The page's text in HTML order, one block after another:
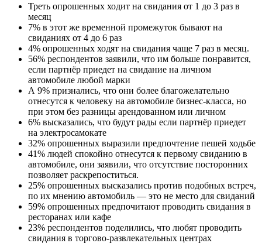
Треть опрошенных ходит на свидания от 1 до 3 раз в
месяц
7% в этот же временной промежуток бывают на
свиданиях от 4 до 6 раз
4% опрошенных ходят на свидания чаще 7 раз в месяц.
56% респондентов заявили, что им больше понравится,
если партнёр приедет на свидание на личном
автомобиле любой марки
А 9% признались, что они более благожелательно
отнесутся к человеку на автомобиле бизнес-класса, но
при этом без разницы арендованном или личном
6% высказались, что будут рады если партнёр приедет
на электросамокате
32% опрошенных выразили предпочтение пешей ходьбе
41% людей спокойно отнесутся к первому свиданию в
автомобиле, они заявили, что отсутствие посторонних
позволяет раскрепоститься.
25% опрошенных высказались против подобных встреч,
по их мнению автомобиль — это не место для свиданий
59% опрошенных предпочитают проводить свидания в
ресторанах или кафе
23% респондентов поделились, что любят проводить
свидания в торгово-развлекательных центрах